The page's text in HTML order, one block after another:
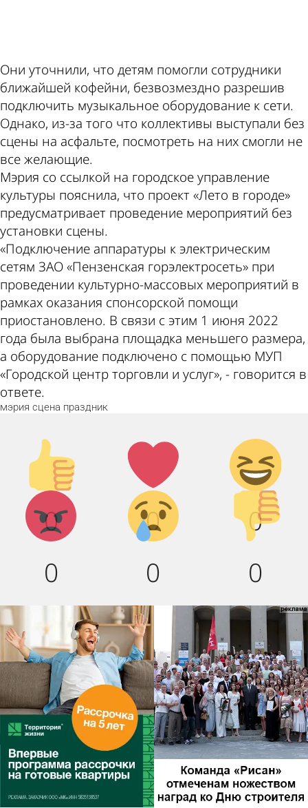
Они уточнили, что детям помогли сотрудники
ближайшей кофейни, безвозмездно разрешив
подключить музыкальное оборудование к сети.
Однако, из-за того что коллективы выступали без
сцены на асфальте, посмотреть на них смогли не
все желающие.
Мэрия со ссылкой на городское управление
культуры пояснила, что проект «Лето в городе»
предусматривает проведение мероприятий без
установки сцены.
«Подключение аппаратуры к электрическим
сетям ЗАО «Пензенская горэлектросеть» при
проведении культурно-массовых мероприятий в
рамках оказания спонсорской помощи
приостановлено. В связи с этим 1 июня 2022
года была выбрана площадка меньшего размера,
а оборудование подключено с помощью МУП
«Городской центр торговли и услуг», - говорится в
ответе.
мэрия сцена праздник
Палец
вверх!
0
Лайк!
0
Дикий
смех!
0
Агрессия!
0
Грусть :(
0
Палец
вниз!
0